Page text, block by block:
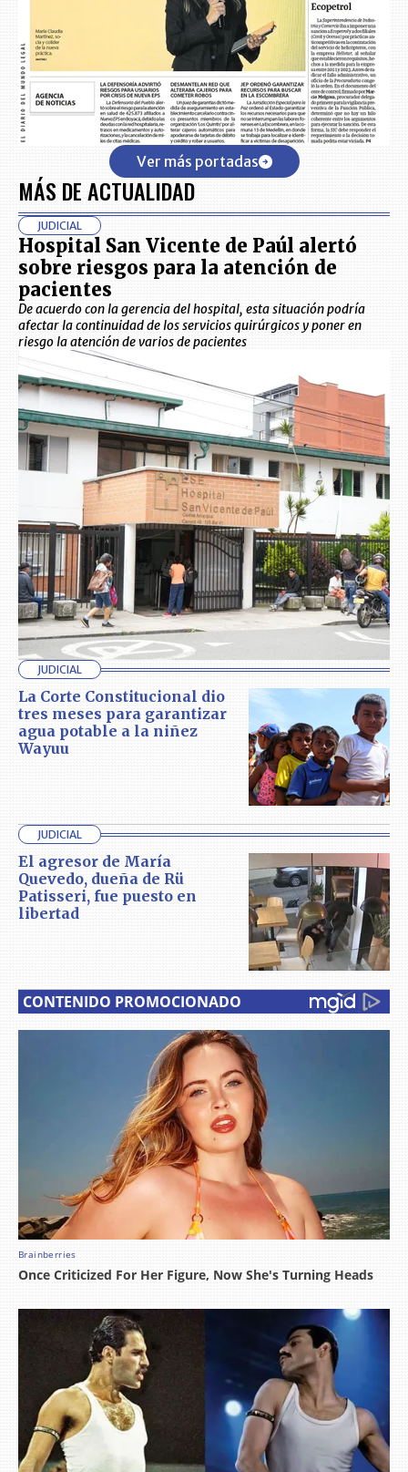
Ver más portadas
MÁS DE ACTUALIDAD
JUDICIAL
Hospital San Vicente de Paúl alertó
sobre riesgos para la atención de
pacientes
De acuerdo con la gerencia del hospital, esta situación podría
afectar la continuidad de los servicios quirúrgicos y poner en
riesgo la atención de varios de pacientes
JUDICIAL
La Corte Constitucional dio
tres meses para garantizar
agua potable a la niñez
Wayuu
JUDICIAL
El agresor de María
Quevedo, dueña de Rü
Patisseri, fue puesto en
libertad